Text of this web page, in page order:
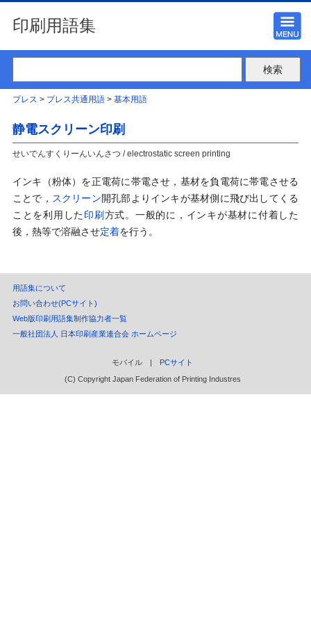
印刷用語集
プレス > プレス共通用語> 基本用語
静電スクリーン印刷
せいでんすくりーんいんさつ / electrostatic screen printing
インキ（粉体）を正電荷に帯電させ，基材を負電荷に帯電させる
ことで， スクリーン開孔部よりインキが基材側に飛び出してくる
ことを利用した印刷 方式。一般的に，インキが基材に付着した
後，熱等で溶融させ定着を行う。
用語集について
お問い合わせ(PCサイト)
Web版印刷用語集制作協力者一覧
一般社団法人 日本印刷産業連合会 ホームページ
モバイル | PCサイト
(C) Copyright Japan Federation of Printing Industres